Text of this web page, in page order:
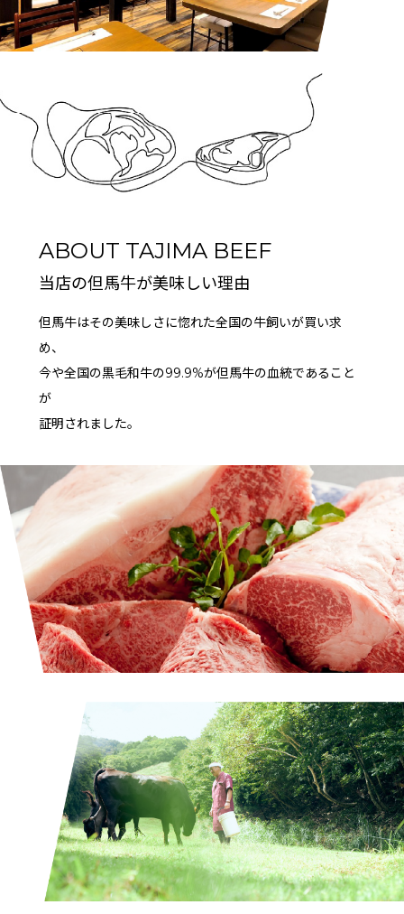
ABOUT TAJIMA BEEF
当店の但馬牛が美味しい理由
但馬牛はその美味しさに惚れた全国の牛飼いが買い求
め、
今や全国の黒毛和牛の99.9%が但馬牛の血統であること
が
証明されました。